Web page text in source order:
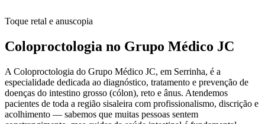
Toque retal e anuscopia
Coloproctologia no Grupo Médico JC
A Coloproctologia do Grupo Médico JC, em Serrinha, é a
especialidade dedicada ao diagnóstico, tratamento e prevenção de
doenças do intestino grosso (cólon), reto e ânus. Atendemos
pacientes de toda a região sisaleira com profissionalismo, discrição e
acolhimento — sabemos que muitas pessoas sentem